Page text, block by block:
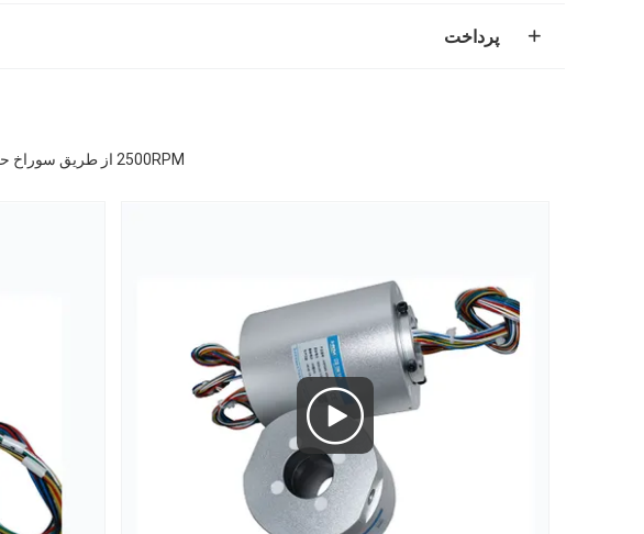
پرداخت
2500RPM از طریق سوراخ حلقه های اسلیپ با سرعت بالا برای آزمایش موتور فرمول یک